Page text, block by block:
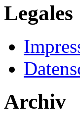
Legales
Archiv